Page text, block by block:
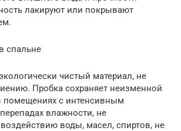
лакируют или покрывают
спальне
чистый материал, не
Пробка сохраняет неизменной
помещениях с интенсивным
влажности, не
воздействию воды, масел, спиртов, не